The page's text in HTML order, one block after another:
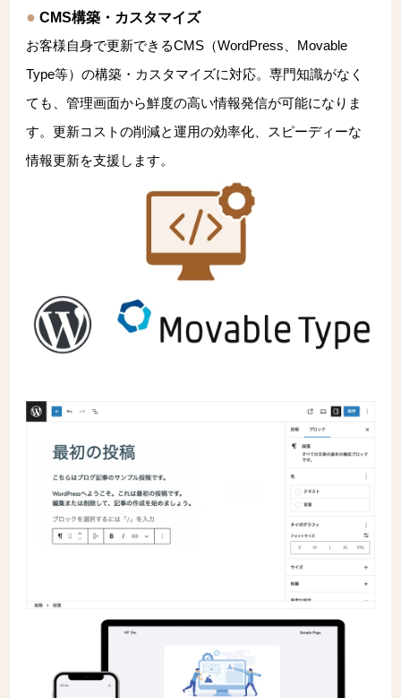
CMS構築・カスタマイズ
お客様自身で更新できるCMS（WordPress、Movable
Type等）の構築・カスタマイズに対応。専門知識がなく
ても、管理画面から鮮度の高い情報発信が可能になりま
す。更新コストの削減と運用の効率化、スピーディーな
情報更新を支援します。